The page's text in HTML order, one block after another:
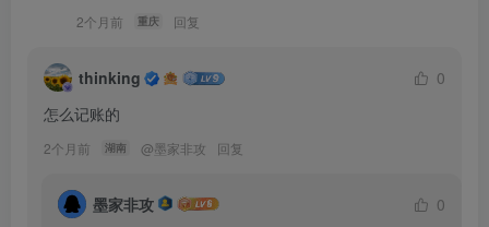
2个月前 重庆 回复
thinking
0
怎么记账的
2个月前 湖南 @墨家非攻 回复
墨家非攻
0